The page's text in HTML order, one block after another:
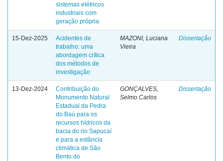
sistemas elétricos
industriais com
geração própria
15-Dez-2025
Acidentes de
trabalho: uma
abordagem crítica
dos métodos de
investigação
MAZONI, Luciana
Vieira
Dissertação
13-Dez-2024
Contribuição do
Monumento Natural
Estadual da Pedra
do Baú para os
recursos hídricos da
bacia do rio Sapucaí
e para a estância
climática de São
Bento do
GONÇALVES,
Selmo Carlos
Dissertação